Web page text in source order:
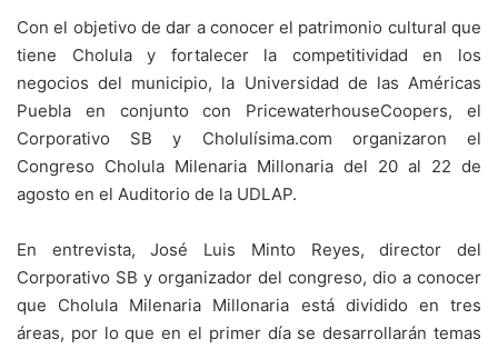
Con el objetivo de dar a conocer el patrimonio cultural que
tiene Cholula y fortalecer la competitividad en los
negocios del municipio, la Universidad de las Américas
Puebla en conjunto con PricewaterhouseCoopers, el
Corporativo SB y Cholulísima.com organizaron el
Congreso Cholula Milenaria Millonaria del 20 al 22 de
agosto en el Auditorio de la UDLAP.
En entrevista, José Luis Minto Reyes, director del
Corporativo SB y organizador del congreso, dio a conocer
que Cholula Milenaria Millonaria está dividido en tres
áreas, por lo que en el primer día se desarrollarán temas